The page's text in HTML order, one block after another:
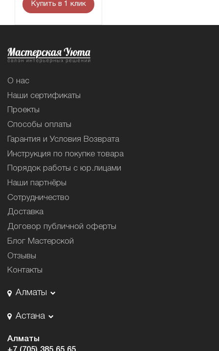
Купить в 1 клик
О нас
Наши сертификаты
Проекты
Способы оплаты
Гарантия и Условия Возврата
Инструкция по покупке товара
Порядок работы с юр.лицами
Наши партнёры
Сотрудничество
Доставка
Договор публичной оферты
Блог Мастерской
Отзывы
Контакты
Алматы
Астана
Алматы